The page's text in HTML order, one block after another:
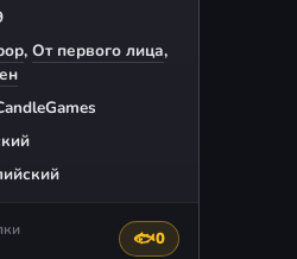
, От первого лица,
🐟0
Поблагодарить